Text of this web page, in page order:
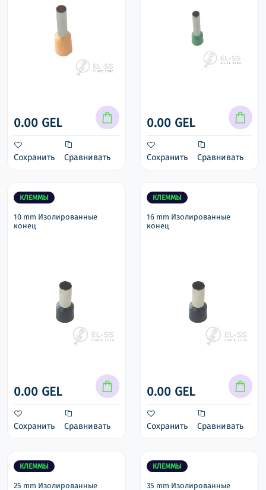
0.00 GEL
Сохранить Сравнивать
0.00 GEL
Сохранить Сравнивать
КЛЕММЫ
10 mm Изолированные
конец
0.00 GEL
Сохранить Сравнивать
КЛЕММЫ
16 mm Изолированные
конец
0.00 GEL
Сохранить Сравнивать
КЛЕММЫ
25 mm Изолированные
КЛЕММЫ
35 mm Изолированные